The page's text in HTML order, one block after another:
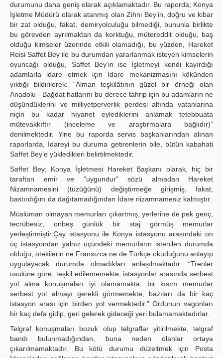
durumunu daha geniş olarak açıklamaktadır. Bu raporda; Konya
İşletme Müdürü olarak atanmış olan Zihni Bey’in, doğru ve kibar
bir zat olduğu, fakat, demiryolculuğu bilmediği, bununla birlikte
bu görevden ayrılmaktan da korktuğu, mütereddit olduğu, baş
olduğu kimseler üzerinde etkili olamadığı, bu yüzden, Hareket
Reisi Saffet Bey ile bu durumdan yararlanmak isteyen kimselerin
oyuncağı olduğu, Saffet Bey’in ise İşletmeyi kendi kayırdığı
adamlarla idare etmek için İdare mekanizmasını kökünden
yıktığı bildirilerek: “Alman teşkilâtının güzel bir örneği olan
Anadolu - Bağdat hatlarını bu derece tahrip için bu adamların ne
düşündüklerini ve milliyetperverlik perdesi altında vatanlarına
niçin bu kadar hıyanet eylediklerini anlamak tetebbuata
mütevakkıftır (inceleme ve araştırmalara bağlıdır)”
denilmektedir. Yine bu raporda servis başkanlarından alınan
raporlarda, İdareyi bu duruma getirenlerin bile, bütün kabahati
Saffet Bey’e yükledikleri belirtilmektedir.
Saffet Bey; Konya İşletmesi Hareket Başkanı olarak, hiç bir
taraftan emir ve “uygundur” sözü almadan Hareket
Nizamnamesini (tüzüğünü) değiştirmeğe girişmiş, fakat;
bastırdığını da dağıtamadığından İdare nizamnamesiz kalmıştır.
Müslüman olmayan memurları çıkartmış, yerlerine de pek genç,
tecrübesiz, onbeş günlük bir staj görmüş memurlar
yerleştirmiştir.Çay istasyonu ile Konya istasyonu arasındaki on
üç istasyondan yalnız üçündeki memurların istenilen durumda
olduğu; ötekilerin ne Fransızca ne de Türkçe okuduğunu anlayıp
uygulayacak durumda olmadıkları anlaşılmaktadır. “Trenler
usulüne göre, teşkil edilememekte, istasyonlar arasında serbest
yol alma konuşmaları iyi olamamakta, bir kısım memurlar
serbest yol almayı gerekli görmemekte, bazıları da bir kaç
istasyon arası için birden yol vermektedir.” Ordunun vagonları
bir kaç defa gidip, geri gelerek gideceği yeri bulamamaktadırlar.
Telgraf konuşmaları bozuk olup telgraflar yitirilmekte, telgraf
bandı bulunmadığından, buna neden olanlar ortaya
çıkarılmamaktadır. Bu kötü durumu düzeltmek için Posta